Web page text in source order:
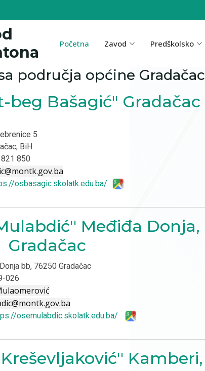
Početna Zavod Predškolsko
područja općine Gradačac
beg Bašagić" Gradačac
5
BiH
850
osbasagic.skolatk.edu.ba/
Međiđa Donja,
Gradačac
bb, 76250 Gradačac
026
osemulabdic.skolatk.edu.ba/
Kamberi,